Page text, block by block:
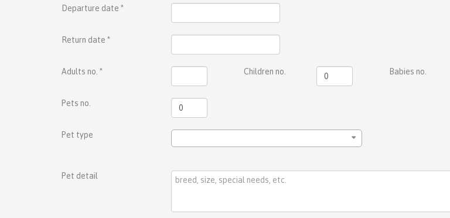
Departure date *
Return date *
Adults no. * Children no. Babies no.
Pets no.
Pet type
Pet detail